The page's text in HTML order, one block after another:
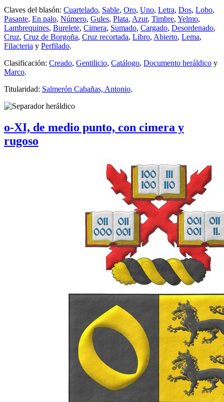
Claves del blasón: Cuartelado, Sable, Oro, Uno, Letra, Dos, Lobo,
Pasante, En palo, Número, Gules, Plata, Azur, Timbre, Yelmo,
Lambrequines, Burelete, Cimera, Sumado, Cargado, Desordenado,
Cruz, Cruz de Borgoña, Cruz recortada, Libro, Abierto, Lema,
Filacteria y Perfilado.
Clasificación: Creado, Gentilicio, Catálogo, Documento heráldico y
Marco.
Titularidad: Salmerón Cabañas, Antonio.
o-XI, de medio punto, con cimera y
rugoso